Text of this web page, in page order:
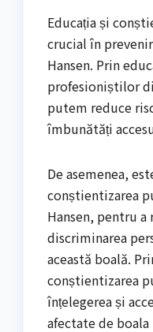
Educația și
crucial în
Hansen. Prin
profesioniștilor
putem reduce
îmbunătăți
De asemenea,
conștientizarea
Hansen, pentru
discriminarea
această boală.
conștientizarea
înțelegerea și
afectate de boala